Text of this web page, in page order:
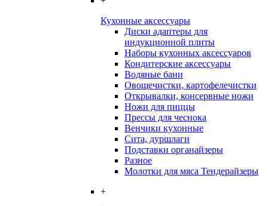
Кухонные аксессуары
Диски адаптеры для
индукционной плиты
Наборы кухонных аксессуаров
Кондитерские аксессуары
Водяные бани
Овощечистки, картофелечистки
Открывалки, консервные ножи
Ножи для пиццы
Прессы для чеснока
Венчики кухонные
Сита, дуршлаги
Подставки органайзеры
Разное
Молотки для мяса Тендерайзеры
+